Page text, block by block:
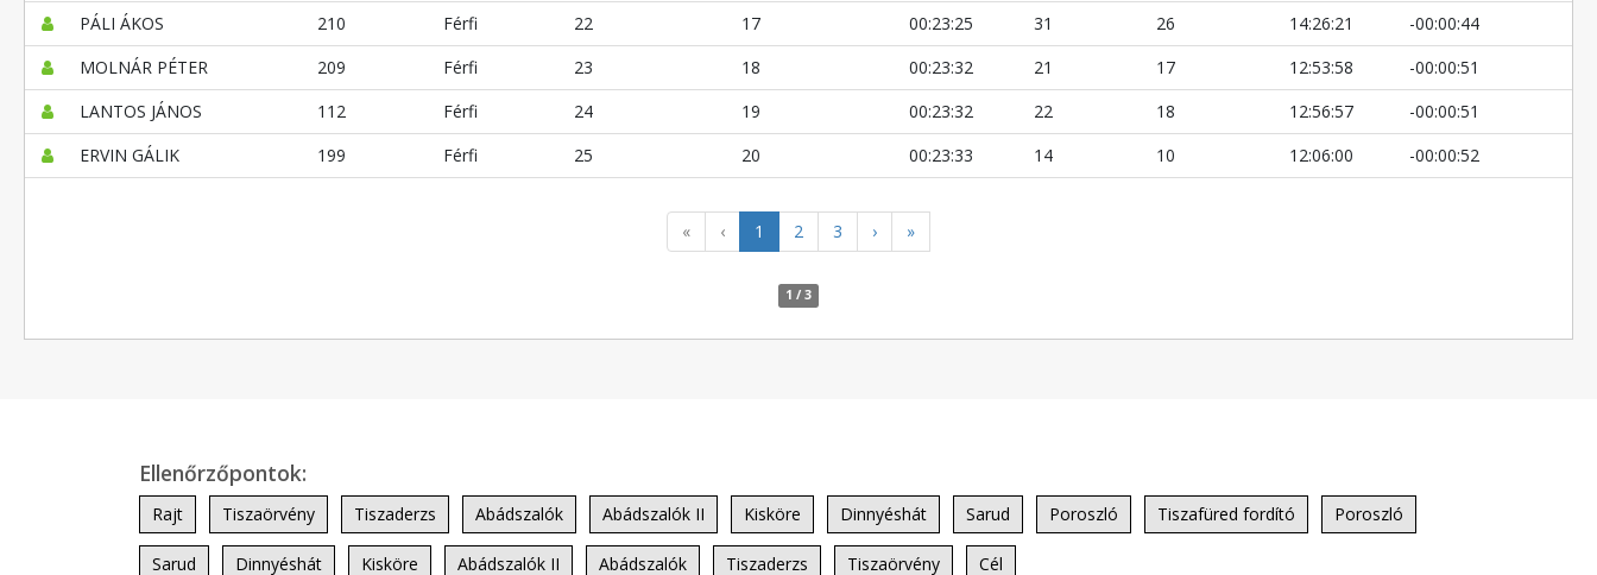
PÁLI ÁKOS
210 Férfi 22 17 00:23:25 31 26 14:26:21
-00:00:44
MOLNÁR PÉTER
209 Férfi 23 18 00:23:32 21 17 12:53:58
-00:00:51
LANTOS JÁNOS
112 Férfi 24 19 00:23:32 22 18 12:56:57
-00:00:51
ERVIN GÁLIK
199 Férfi 25 20 00:23:33 14 10 12:06:00 -00:00:52
« ‹ 1 2 3 › »
1 / 3
Ellenőrzőpontok:
Rajt Tiszaörvény Tiszaderzs Abádszalók Abádszalók II Kisköre Dinnyéshát Sarud Poroszló Tiszafüred fordító Poroszló
Sarud Dinnyéshát Kisköre Abádszalók II Abádszalók Tiszaderzs Tiszaörvény Cél